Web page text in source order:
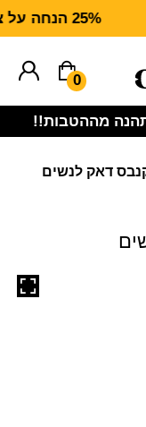
25% הנחה על ציוד מנדף CARHARTT FORCE
0
מההטבות!!